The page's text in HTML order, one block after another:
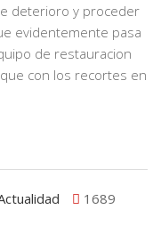
deterioro y proceder
evidentemente pasa
de restauracion
con los recortes en
1689